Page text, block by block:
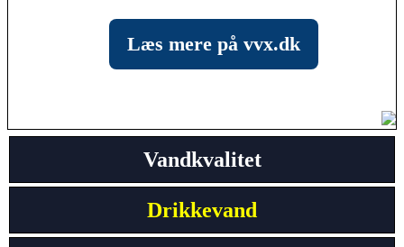
Læs mere på vvx.dk
Vandkvalitet
Drikkevand